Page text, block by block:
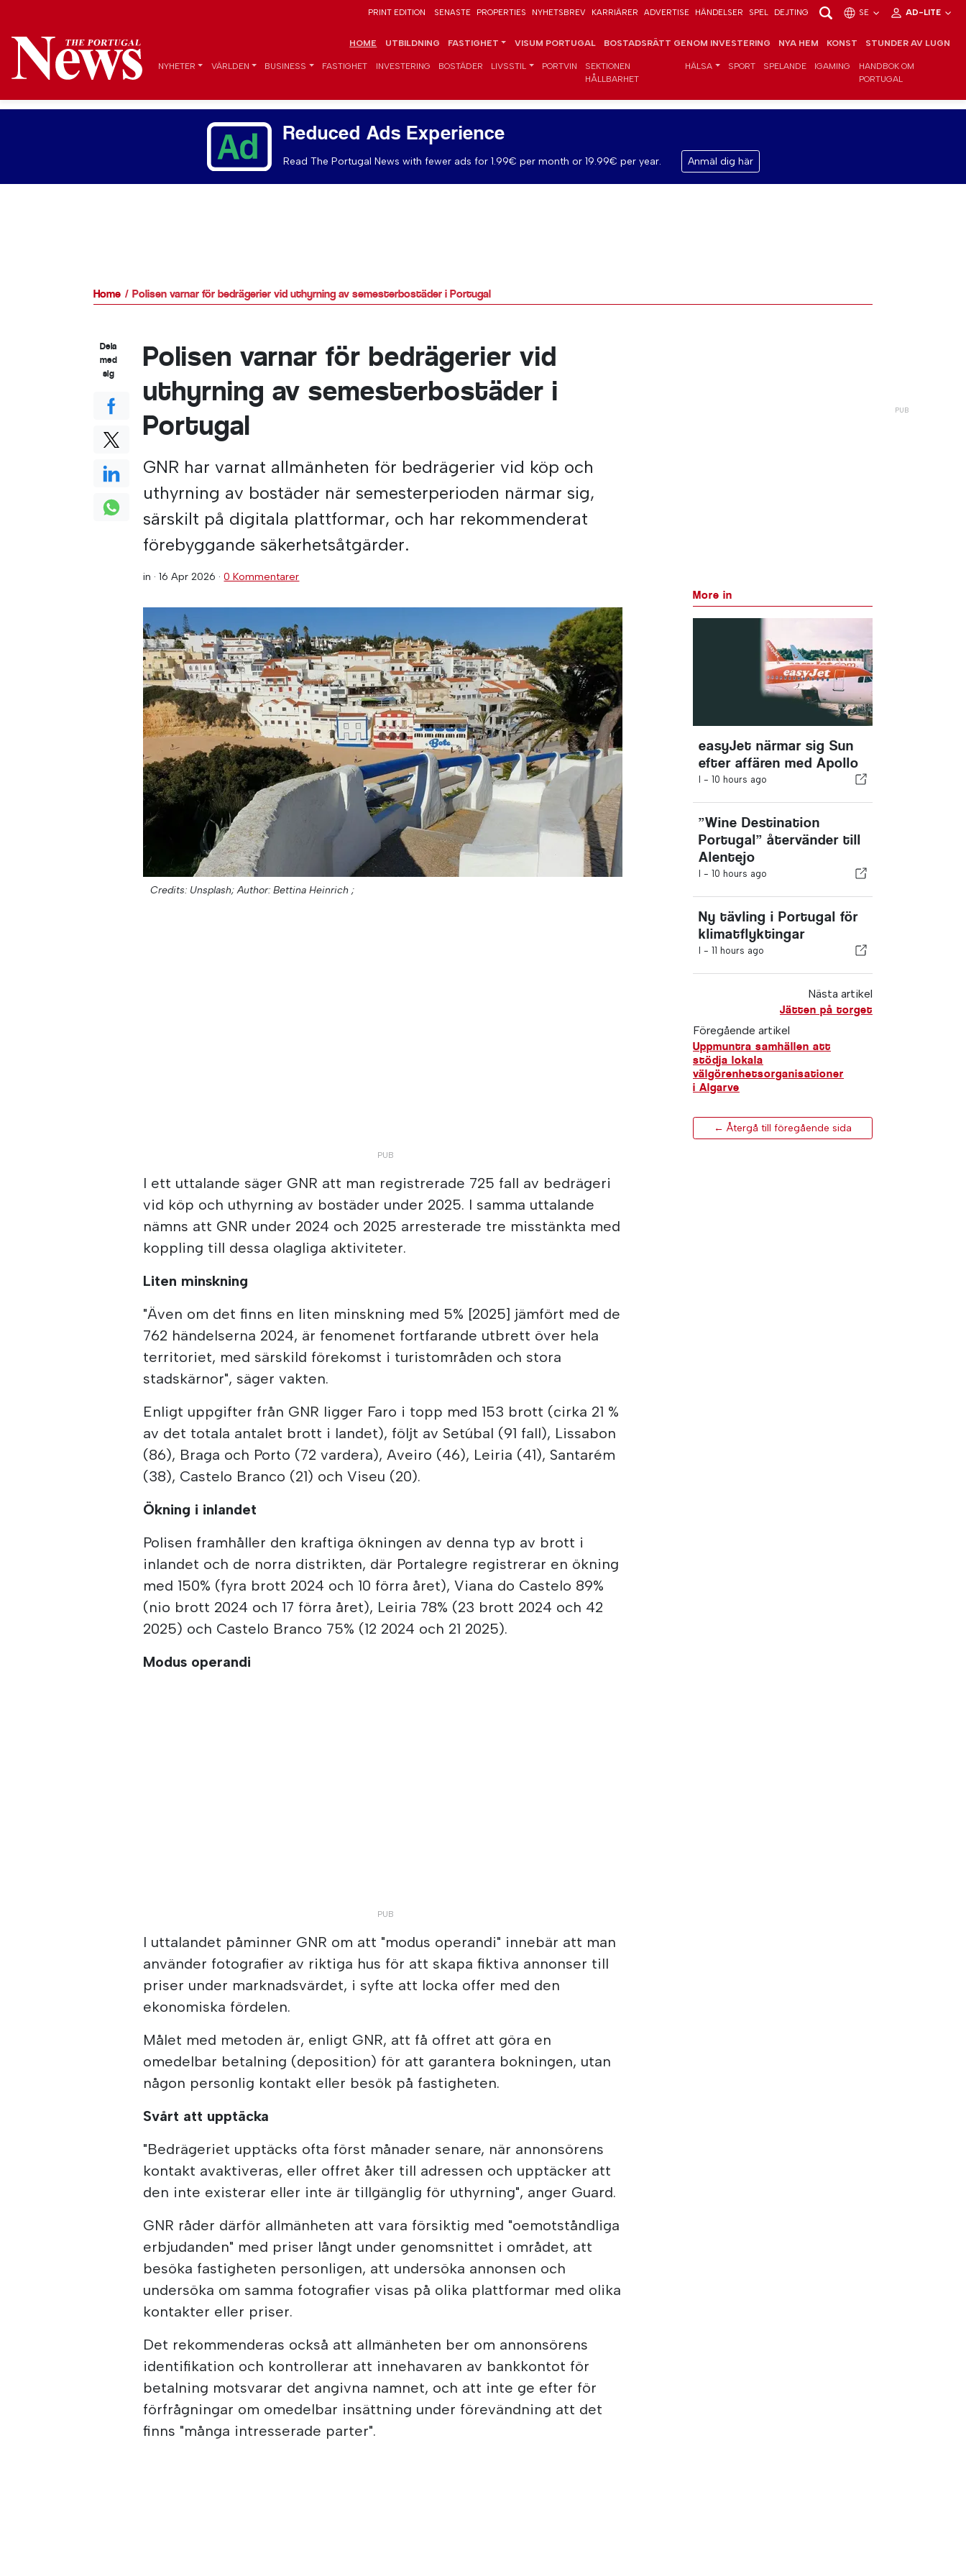
PRINT EDITION SENASTE PROPERTIES NYHETSBREV KARRIÄRER ADVERTISE HÄNDELSER SPEL DEJTING SE AD-LITE
HOME UTBILDNING FASTIGHET VISUM PORTUGAL BOSTADSRÄTT GENOM INVESTERING NYA HEM KONST STUNDER AV LUGN
NYHETER VÄRLDEN BUSINESS FASTIGHET INVESTERING BOSTÄDER LIVSSTIL PORTVIN
SEKTIONEN
HÅLLBARHET
HÄLSA SPORT SPELANDE IGAMING
HANDBOK OM
PORTUGAL
Reduced Ads Experience
Read The Portugal News with fewer ads for 1.99€ per month or 19.99€ per year. Anmäl dig här
Home Polisen varnar för bedrägerier vid uthyrning av semesterbostäder i Portugal
Polisen varnar för bedrägerier vid
uthyrning av semesterbostäder i
Portugal
GNR har varnat allmänheten för bedrägerier vid köp och
uthyrning av bostäder när semesterperioden närmar sig,
särskilt på digitala plattformar, och har rekommenderat
förebyggande säkerhetsåtgärder.
in ·16 Apr 2026 ·0 Kommentarer
Credits: Unsplash; Author: Bettina Heinrich ;
I ett uttalande säger GNR att man registrerade 725 fall av bedrägeri
vid köp och uthyrning av bostäder under 2025. I samma uttalande
nämns att GNR under 2024 och 2025 arresterade tre misstänkta med
koppling till dessa olagliga aktiviteter.
Liten minskning
"Även om det finns en liten minskning med 5% [2025] jämfört med de
762 händelserna 2024, är fenomenet fortfarande utbrett över hela
territoriet, med särskild förekomst i turistområden och stora
stadskärnor", säger vakten.
Enligt uppgifter från GNR ligger Faro i topp med 153 brott (cirka 21 %
av det totala antalet brott i landet), följt av Setúbal (91 fall), Lissabon
(86), Braga och Porto (72 vardera), Aveiro (46), Leiria (41), Santarém
(38), Castelo Branco (21) och Viseu (20).
Ökning i inlandet
Polisen framhåller den kraftiga ökningen av denna typ av brott i
inlandet och de norra distrikten, där Portalegre registrerar en ökning
med 150% (fyra brott 2024 och 10 förra året), Viana do Castelo 89%
(nio brott 2024 och 17 förra året), Leiria 78% (23 brott 2024 och 42
2025) och Castelo Branco 75% (12 2024 och 21 2025).
Modus operandi
I uttalandet påminner GNR om att "modus operandi" innebär att man
använder fotografier av riktiga hus för att skapa fiktiva annonser till
priser under marknadsvärdet, i syfte att locka offer med den
ekonomiska fördelen.
Målet med metoden är, enligt GNR, att få offret att göra en
omedelbar betalning (deposition) för att garantera bokningen, utan
någon personlig kontakt eller besök på fastigheten.
Svårt att upptäcka
"Bedrägeriet upptäcks ofta först månader senare, när annonsörens
kontakt avaktiveras, eller offret åker till adressen och upptäcker att
den inte existerar eller inte är tillgänglig för uthyrning", anger Guard.
GNR råder därför allmänheten att vara försiktig med "oemotståndliga
erbjudanden" med priser långt under genomsnittet i området, att
besöka fastigheten personligen, att undersöka annonsen och
undersöka om samma fotografier visas på olika plattformar med olika
kontakter eller priser.
Det rekommenderas också att allmänheten ber om annonsörens
identifikation och kontrollerar att innehavaren av bankkontot för
betalning motsvarar det angivna namnet, och att inte ge efter för
förfrågningar om omedelbar insättning under förevändning att det
finns "många intresserade parter".
Dela
med
sig
More in
easyJet närmar sig Sun
efter affären med Apollo
I - 10 hours ago
”Wine Destination
Portugal” återvänder till
Alentejo
I - 10 hours ago
Ny tävling i Portugal för
klimatflyktingar
I - 11 hours ago
Nästa artikel
Jätten på torget
Föregående artikel
Uppmuntra samhällen att
stödja lokala
välgörenhetsorganisationer
i Algarve
← Återgå till föregående sida